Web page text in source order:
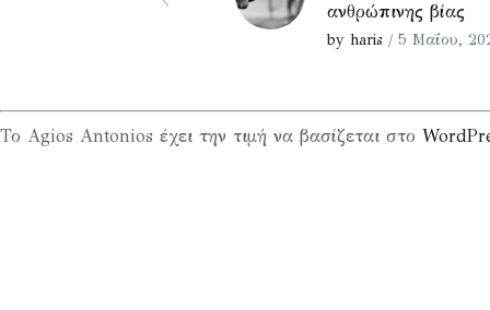
ανθρώπινης βίας
by haris / 5 Μαΐου,
Το Agios Antonios έχει την τιμή να βασίζεται στο